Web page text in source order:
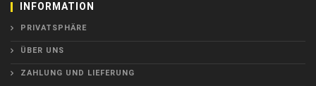
INFORMATION
PRIVATSPHÄRE
ÜBER UNS
ZAHLUNG UND LIEFERUNG